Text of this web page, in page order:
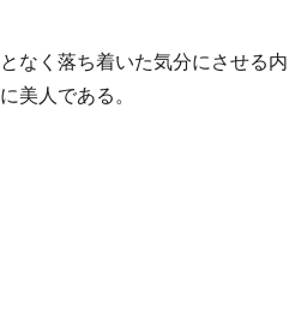
なく落ち着いた気分にさせる内
美人である。